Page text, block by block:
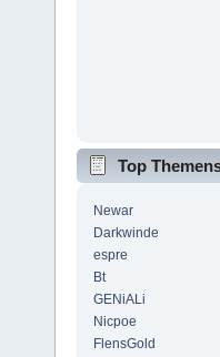
Top
Newar
Darkwinde
espre
Bt
GENiALi
Nicpoe
FlensGold